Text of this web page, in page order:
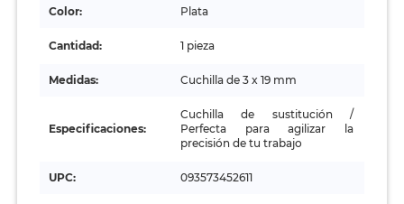
Color: Plata
Cantidad: 1 pieza
Medidas: Cuchilla de 3 x 19 mm
Especificaciones:
Cuchilla de sustitución /
Perfecta para agilizar la
precisión de tu trabajo
UPC: 093573452611